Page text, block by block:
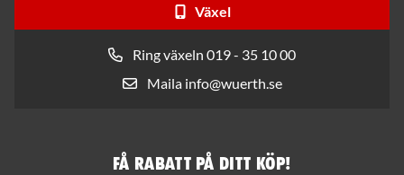
Växel
Ring växeln 019 - 35 10 00
Maila info@wuerth.se
Få rabatt på ditt köp!